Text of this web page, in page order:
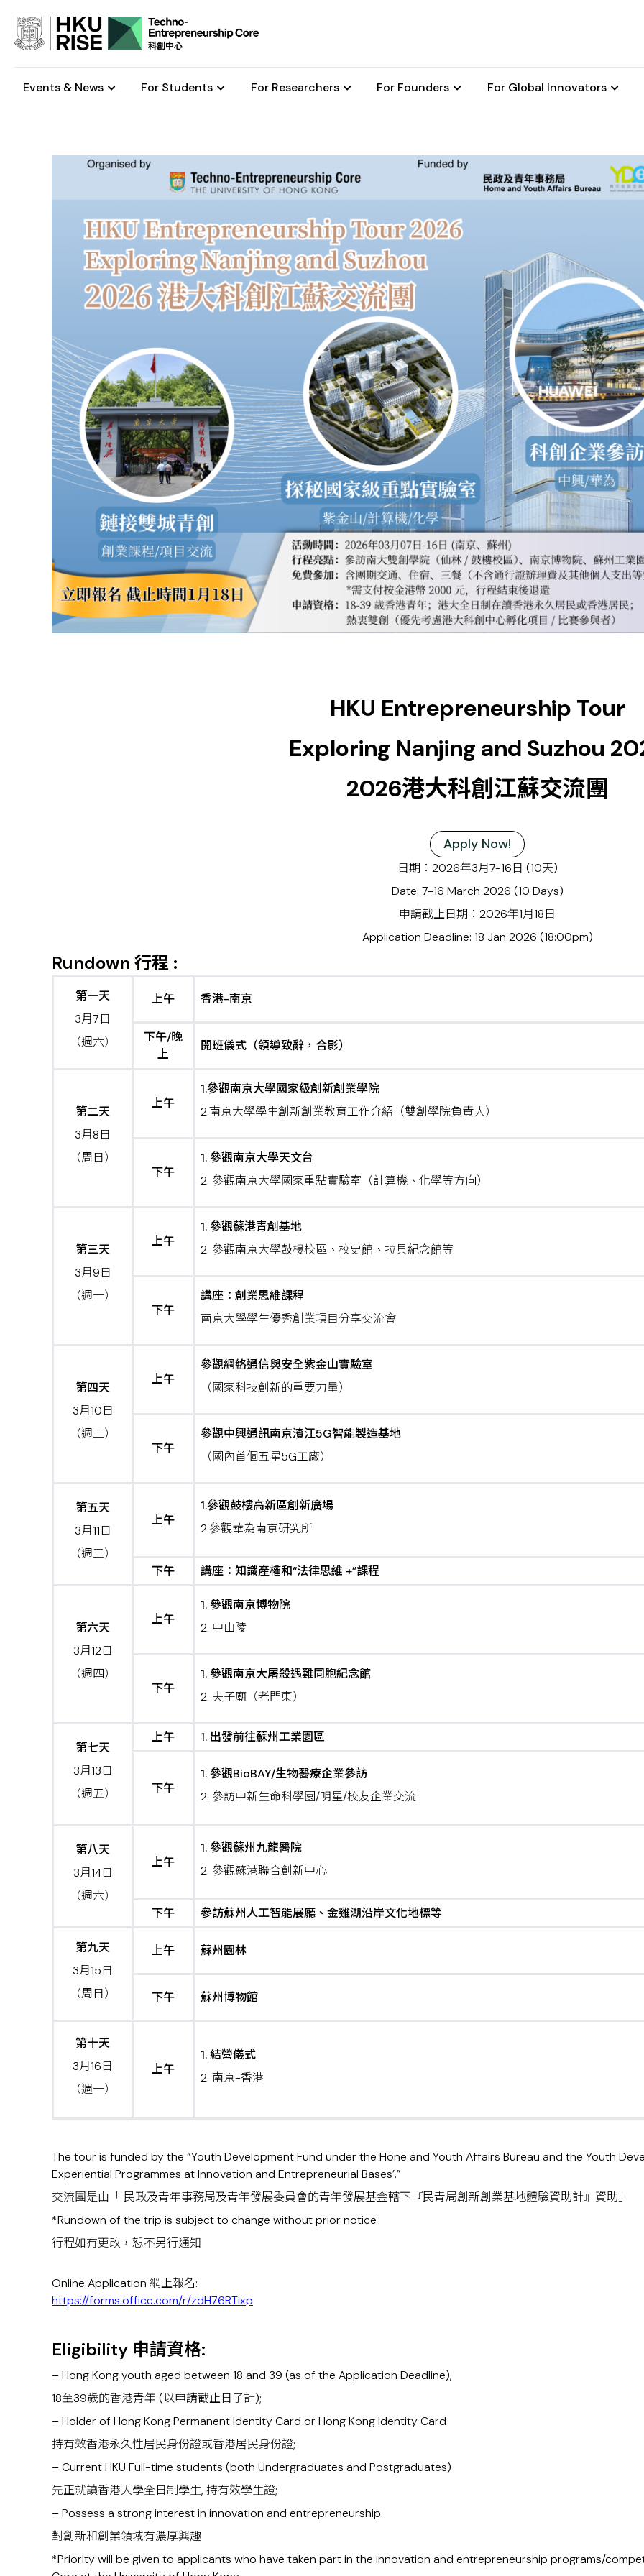
Events & News For Students For Researchers For Founders For Global Innovators
HKU Entrepreneurship Tour
Exploring Nanjing and Suzhou
2026港大科創江蘇交流團
Apply Now!
日期：2026年3月7-16日 (10天)
Date: 7-16 March 2026 (10 Days)
申請截止日期：2026年1月18日
Application Deadline: 18 Jan 2026 (18:00pm)
Rundown 行程 :
第一天
3月7日
（週六）
上午 香港-南京
下午/晚
上
開班儀式（領導致辭，合影）
第二天
3月8日
（周日）
上午
1.參觀南京大學國家級創新創業學院
2.南京大學學生創新創業教育工作介紹（雙創學院負責人）
下午
1. 參觀南京大學天文台
2. 參觀南京大學國家重點實驗室（計算機、化學等方向）
第三天
3月9日
（週一）
上午
1. 參觀蘇港青創基地
2. 參觀南京大學鼓樓校區、校史館、拉貝紀念館等
下午
講座：創業思維課程
南京大學學生優秀創業項目分享交流會
第四天
3月10日
（週二）
上午
參觀網絡通信與安全紫金山實驗室
（國家科技創新的重要力量）
下午
參觀中興通訊南京濱江5G智能製造基地
（國內首個五星5G工廠）
第五天
3月11日
（週三）
上午
1.參觀鼓樓高新區創新廣場
2.參觀華為南京研究所
下午 講座：知識產權和“法律思維 +”課程
第六天
3月12日
（週四）
上午
1. 參觀南京博物院
2. 中山陵
下午
1. 參觀南京大屠殺遇難同胞紀念館
2. 夫子廟（老門東）
第七天
3月13日
（週五）
上午 1. 出發前往蘇州工業園區
下午
1. 參觀BioBAY/生物醫療企業參訪
2. 參訪中新生命科學園/明星/校友企業交流
第八天
3月14日
（週六）
上午
1. 參觀蘇州九龍醫院
2. 參觀蘇港聯合創新中心
下午 參訪蘇州人工智能展廳、金雞湖沿岸文化地標等
第九天
3月15日
（周日）
上午 蘇州園林
下午 蘇州博物館
第十天
3月16日
（週一）
上午
1. 結營儀式
2. 南京-香港
The tour is funded by the “Youth Development Fund under the Hone and Youth Affairs Bureau and the Youth
Experiential Programmes at Innovation and Entrepreneurial Bases’.”
交流團是由「 民政及青年事務局及青年發展委員會的青年發展基金轄下『民青局創新創業基地體驗資助計』資助」
*Rundown of the trip is subject to change without prior notice
行程如有更改，恕不另行通知
Online Application 網上報名:
https://forms.office.com/r/zdH76RTixp
Eligibility 申請資格:
–Hong Kong youth aged between 18 and 39 (as of the Application Deadline),
18至39歲的香港青年 (以申請截止日子計);
– Holder of Hong Kong Permanent Identity Card or Hong Kong Identity Card
持有效香港永久性居民身份證或香港居民身份證;
– Current HKU Full-time students (both Undergraduates and Postgraduates)
先正就讀香港大學全日制學生, 持有效學生證;
– Possess a strong interest in innovation and entrepreneurship.
對創新和創業領域有濃厚興趣
*Priority will be given to applicants who have taken part in the innovation and entrepreneurship programs/